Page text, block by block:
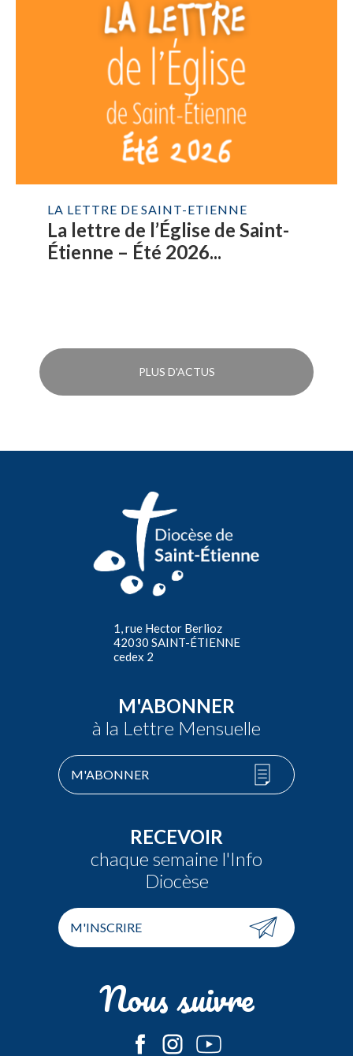
LA LETTRE DE SAINT-ETIENNE
La lettre de l’Église de Saint-
Étienne – Été 2026...
PLUS D'ACTUS
1, rue Hector Berlioz
42030 SAINT-ÉTIENNE
cedex 2
M'ABONNER
à la Lettre Mensuelle
M'ABONNER
RECEVOIR
chaque semaine l'Info
Diocèse
M'INSCRIRE
Nous suivre